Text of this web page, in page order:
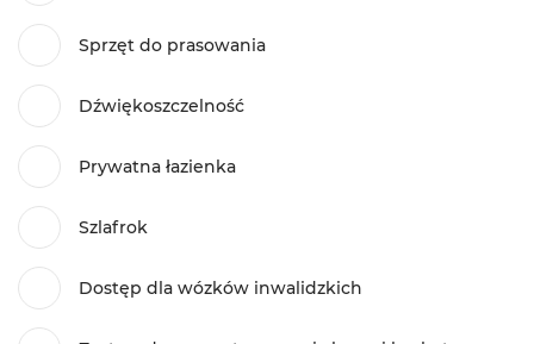
Sprzęt do prasowania
Dźwiękoszczelność
Prywatna łazienka
Szlafrok
Dostęp dla wózków inwalidzkich